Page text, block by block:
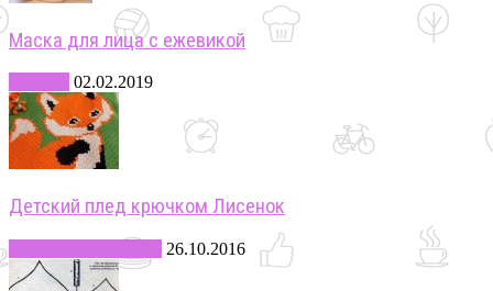
Маска для лица с ежевикой
02.02.2019
Детский плед крючком Лисенок
26.10.2016